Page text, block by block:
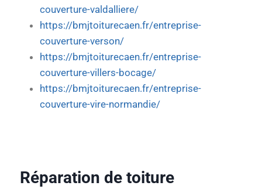
couverture-valdalliere/
https://bmjtoiturecaen.fr/entreprise-
couverture-verson/
https://bmjtoiturecaen.fr/entreprise-
couverture-villers-bocage/
https://bmjtoiturecaen.fr/entreprise-
couverture-vire-normandie/
Réparation de toiture